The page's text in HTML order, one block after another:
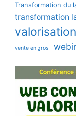
Transformation du
transformation
vente en gros